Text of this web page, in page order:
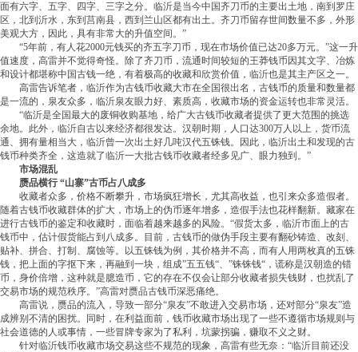
面有六字、五字、四字、三字之分。临沂是当今中国齐刀币的主要出土地，南到罗庄
区，北到沂水，东到莒南县，西到兰山区都有出土。齐刀币留存世间数量不多，外形
美观大方，因此，具有非常大的升值空间。”
“5年前，有人花2000元钱买的齐五字刀币，现在市场价值已达20多万元。”这一升
值速度，高雷并不觉得奇怪。除了齐刀币，流通时间较短的王莽钱币因其文字、冶炼
和设计都堪称中国古钱一绝，有着极高的收藏和欣赏价值，临沂也是其主产区之一。
高雷告诉笔者，临沂作为古钱币收藏大市在全国很出名，古钱币的质量和数量都
是一流的，泉友众多，临沂泉友眼力好、素质高，收藏市场的资金运转也非常灵活。
“临沂是全国最大的废铜收购基地，给广大古钱币收藏者提供了更大范围的挑选
余地。此外，临沂自古以来经济都很发达。汉朝时期，人口达300万人以上，货币流
通、拥有量相当大，临沂曾一次出土好几吨汉代五铢钱。因此，临沂出土和发现的古
钱币种类齐全，这造就了临沂一大批古钱币收藏者经多见广、眼力独到。”
市场混乱
赝品横行 “山寨”古币占八成多
收藏者众多，价格不断攀升，市场疯狂增长，尤其高收益，也引来众多造假者。
随着古钱币收藏群体的扩大，市场上的伪币逐年增多，造假手法也花样翻新。藏家在
进行古钱币的鉴定和收藏时，面临着越来越多的风险。“假货太多，临沂市面上的古
钱币中，估计假货能占到八成多。目前，古钱币的做伪手段主要有翻砂铸造、改刻、
贴补、拼合、打制、腐蚀等。以五铢钱为例，其价格并不高，而有人用两枚真的五铢
钱，把上面的字抠下来，再融到一块，组成”五五钱“、”铢铢钱“，谎称是汉朝造的错
币，身价倍增，这种就是臆造币，它的存在不仅会让部分收藏者损失钱财，也扰乱了
交易市场的规范秩序。”高雷对赝品古钱币深恶痛绝。
高雷说，赝品的流入，导致一部分“泉友”不敢进入交易市场，还对部分“泉友”造
成辨别不清的困扰。同时，在利益面前，钱币收藏市场出现了一些不遵循市场规则与
社会道德的人或事情，一些冒牌专家为了私利，坑蒙拐骗，赚取不义之财。
针对临沂钱币收藏市场交易这些不规范的现象，高雷有些无奈：“临沂目前还没